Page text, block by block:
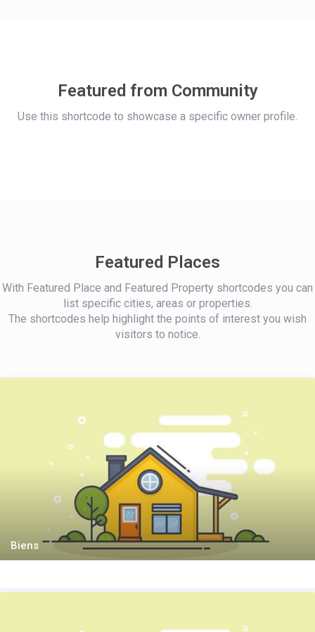
Featured from Community
Use this shortcode to showcase a specific owner profile.
Featured Places
With Featured Place and Featured Property shortcodes you can
list specific cities, areas or properties.
The shortcodes help highlight the points of interest you wish
visitors to notice.
Biens